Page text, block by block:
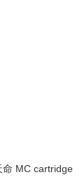
命 MC cartridge